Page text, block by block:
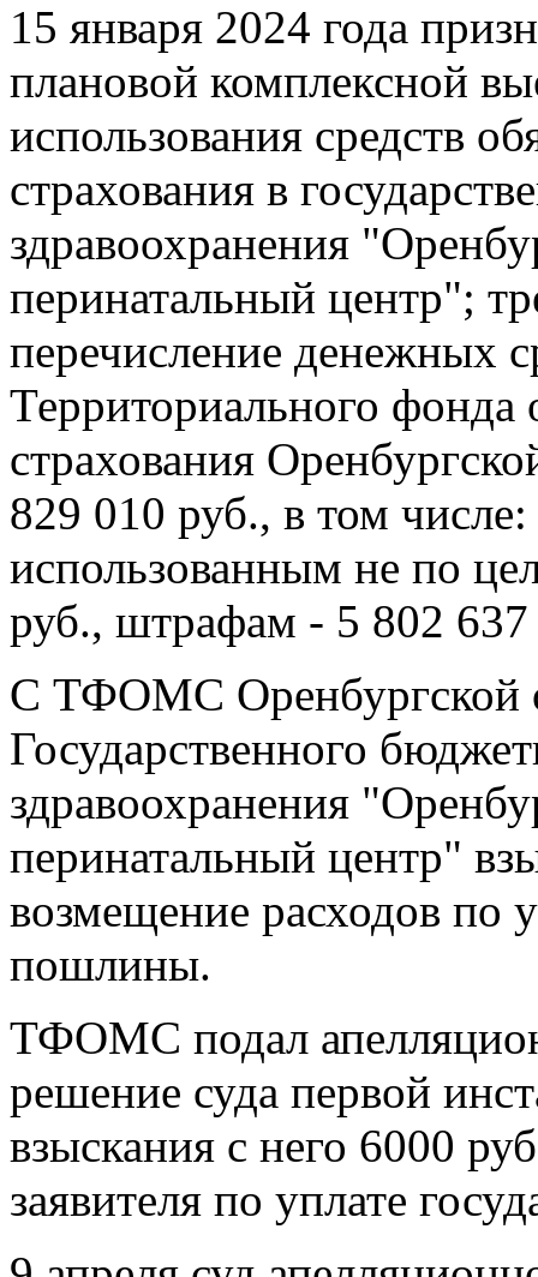
15 января 2024 года
плановой комплексной
использования средств
страхования в
здравоохранения
перинатальный центр";
перечисление денежных
Территориального фонда
страхования
829 010 руб., в том
использованным не по
руб., штрафам - 5 802 637
С ТФОМС Оренбургской
Государственного
здравоохранения
перинатальный центр"
возмещение расходов по
пошлины.
ТФОМС подал
решение суда первой
взыскания с него 6000
заявителя по уплате